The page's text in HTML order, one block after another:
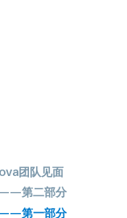
团队见面
——第二部分
——第一部分